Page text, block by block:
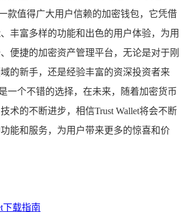
款值得广大用户信赖的加密钱包，它凭借
丰富多样的功能和出色的用户体验，为用
便捷的加密资产管理平台，无论是对于刚
的新手，还是经验丰富的资深投资者来
一个不错的选择，在未来，随着加密货币
术的不断进步，相信Trust Wallet将会不断
能和服务，为用户带来更多的惊喜和价
下载指南